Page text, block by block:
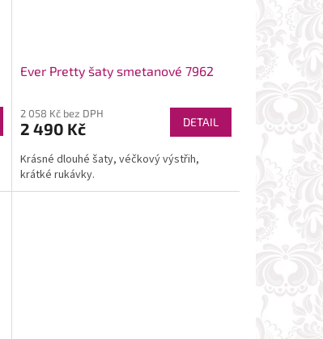
Ever Pretty šaty smetanové 7962
2 058 Kč bez DPH
2 490 Kč DETAIL
Krásné dlouhé šaty, véčkový výstřih,
krátké rukávky.